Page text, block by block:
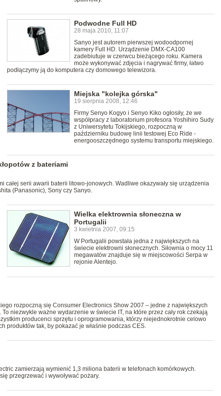
Podwodne Full HD
28 maja 2010, 11:07
Sanyo jest autorem pierwszej wodoodpornej
kamery Full HD. Urządzenie DMX-CA100
zadebiutuje w czerwcu bieżącego roku. Kamera
może wykonywać zdjęcia i nagrywać firmy, łatwo
podłączymy ją do komputera czy domowego telewizora.
Miejska "kolejka górska"
19 sierpnia 2008, 12:46
Firmy Senyo Kogyo i Senyo Kiko ogłosiły, że we
współpracy z laboratorium profesora Yoshihiro Sudy
z Uniwersytetu Tokijskiego, rozpoczną w
październiku budowę linii testowej Eco Ride -
energooszczędnego systemu transportu miejskiego.
z bateriami
całej serii awarii baterii litowo-jonowych. Wadliwe okazywały się urządzenia
(Panasonic), Sony czy Sanyo.
Wielka elektrownia słoneczna w
Portugalii
3 kwietnia 2007, 09:15
W Portugalii powstała jedna z największych na
świecie elektrowni słonecznych. Siłownia o mocy 11
megawatów znajduje się w miejscowości Serpa w
rejonie Alentejo.
rozpoczną się Consumer Electronics Show 2007 – jedne z największych
niezwykle ważne wydarzenie w świecie IT, na które przez cały rok czekają
producenci sprzętu i oprogramowania, którzy niejednokrotnie celowo
produktów tak, by pokazać je właśnie podczas CES.
zamierzają wymienić 1,3 miliona baterii w telefonach komórkowych.
przegrzewać i wywoływać pożary.